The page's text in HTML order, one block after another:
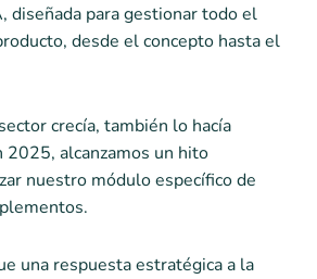
diseñada para gestionar todo el
desde el concepto hasta el
crecía, también lo hacía
2025, alcanzamos un hito
nuestro módulo específico de
una respuesta estratégica a la